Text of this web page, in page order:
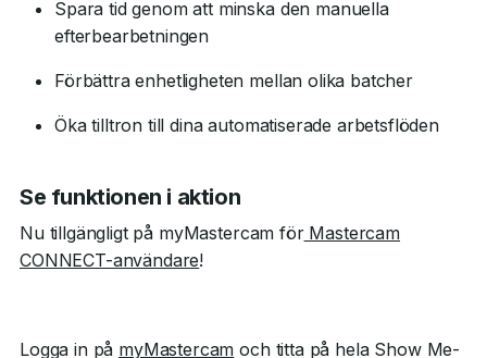
Spara tid genom att minska den manuella
efterbearbetningen
Förbättra enhetligheten mellan olika batcher
Öka tilltron till dina automatiserade arbetsflöden
Se funktionen i aktion
Nu tillgängligt på myMastercam förMastercam
CONNECT-användare!
Logga in på myMastercam och titta på hela Show Me-